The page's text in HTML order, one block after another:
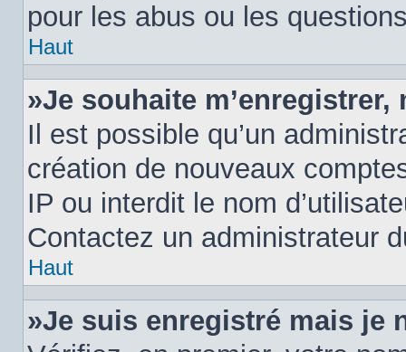
pour les abus ou les
Haut
»Je souhaite
Il est possible qu’un
création de nouveaux
IP ou interdit le nom
Contactez un administrateur
Haut
»Je suis enregistré mais je